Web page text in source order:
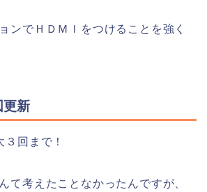
ンでＨＤＭＩをつけることを強く
更新
回まで！
て考えたことなかったんですが、